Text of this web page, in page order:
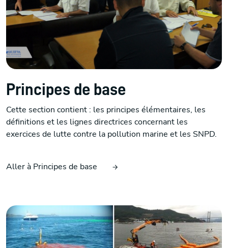
Principes de base
Cette section contient : les principes élémentaires, les
définitions et les lignes directrices concernant les
exercices de lutte contre la pollution marine et les SNPD.
Aller à Principes de base